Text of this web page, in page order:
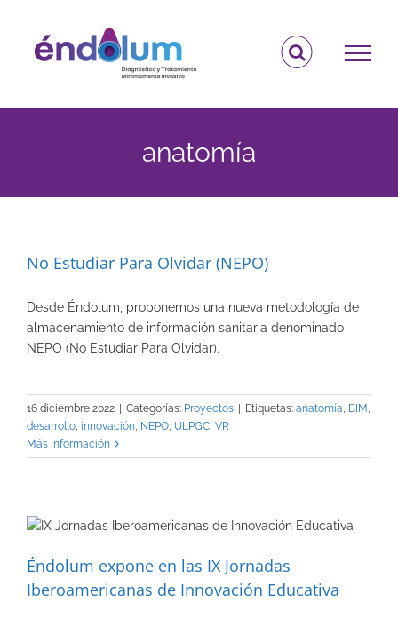
contenido
anatomía
No Estudiar Para Olvidar (NEPO)
Desde Éndolum, proponemos una nueva metodología de
almacenamiento de información sanitaria denominado
NEPO (No Estudiar Para Olvidar).
16 diciembre 2022 Categorías: Proyectos Etiquetas: anatomía, BIM ,
desarrollo, innovación, NEPO, ULPGC, VR
Más información
Éndolum expone en las IX Jornadas
Iberoamericanas de Innovación Educativa